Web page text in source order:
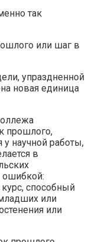
так
или шаг в
упраздненной
новая единица
прошлого,
научной работы,
в
ошибкой:
способный
или
или